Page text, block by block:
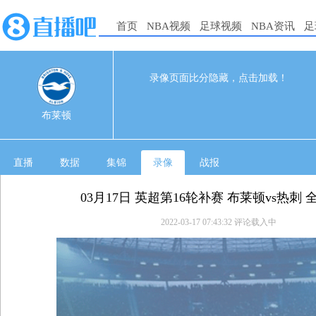
首页 NBA视频 足球视频 NBA资讯
布莱顿
录像页面比分隐藏，点击加载！
直播 数据 集锦 录像 战报
03月17日 英超第16轮补赛 布莱顿vs热刺
2022-03-17 07:43:32 评论载入中